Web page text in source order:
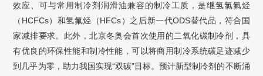
效应、可与常用制冷剂润滑油兼容的制冷工质，是继氢氯氟烃
（HCFCs）和氢氟烃（HFCs）之后新一代ODS替代品，符合国
家减排要求。此外，北京冬奥会首次使用的二氧化碳制冷剂，具
有优良的环保性能和制冷性能，可以将商用制冷系统碳足迹减少
到几乎为零，助力我国实现“双碳”目标。预计新型制冷剂的不断涌